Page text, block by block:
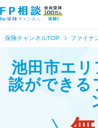
保険チャンネルTOP ファイナ
池田市エリ
談ができる